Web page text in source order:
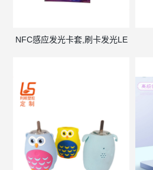
NFC感应发光卡套,刷卡发光LE